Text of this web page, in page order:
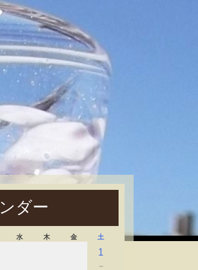
ダー
水 木 金 土
1
－